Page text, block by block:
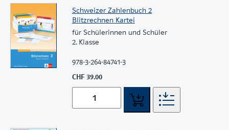
Schweizer Zahlenbuch 2
Blitzrechnen Kartei
für Schülerinnen und Schüler
2. Klasse
978-3-264-84741-3
CHF 39.00